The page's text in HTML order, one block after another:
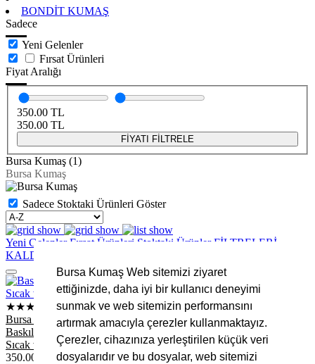
Bursa Kumaş Web sitemizi ziyaret
ettiğinizde, daha iyi bir kullanıcı deneyimi
sunmak ve web sitemizin performansını
artırmak amacıyla çerezler kullanmaktayız.
Çerezler, cihazınıza yerleştirilen küçük veri
dosyalarıdır ve bu dosyalar, web sitemizi
BONDİT KUMAŞ
Sadece
Yeni Gelenler
Fırsat Ürünleri
Fiyat Aralığı
350.00 TL
350.00 TL
FİYATI FİLTRELE
Bursa Kumaş (1)
Bursa Kumaş
Sadece Stoktaki Ürünleri Göster
Yeni GelenlerFırsat Ürünleri Stoktaki ÜrünlerFİLTRELERİ
KALDIR
★★★★★
Bursa Kumaş
Baskılı Kuzu Welsoft Kumaş – 170 cm En - 300 gr - Yumuşak
Sıcak ve Kalın Dokulu
350.00